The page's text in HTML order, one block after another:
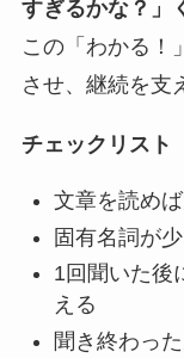
すぎるかな？」
この「わかる！
させ、継続を支
チェックリスト
文章を読め
固有名詞が
1回聞いた後
える
聞き終わっ